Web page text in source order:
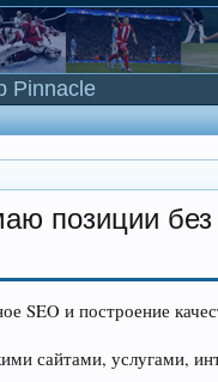
позиции
SEO и построение
сайтами, услугами,
Pinnacle